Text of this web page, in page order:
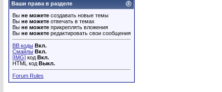
Ваши права в разделе
Вы не можете создавать новые темы
Вы не можете отвечать в темах
Вы не можете прикреплять вложения
Вы не можете редактировать свои сообщения
BB коды Вкл.
Смайлы Вкл.
[IMG] код Вкл.
HTML код Выкл.
Forum Rules